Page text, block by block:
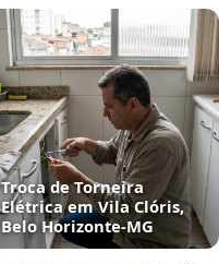
Troca de Torneira
Elétrica em Vila Clóris,
Belo Horizonte‑MG